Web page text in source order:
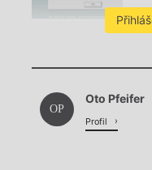
OP
Oto Pfeifer
Profil